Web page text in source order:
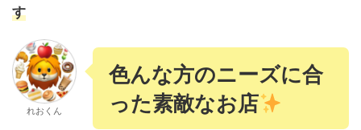
す
れおくん
色んな方のニーズに合
った素敵なお店